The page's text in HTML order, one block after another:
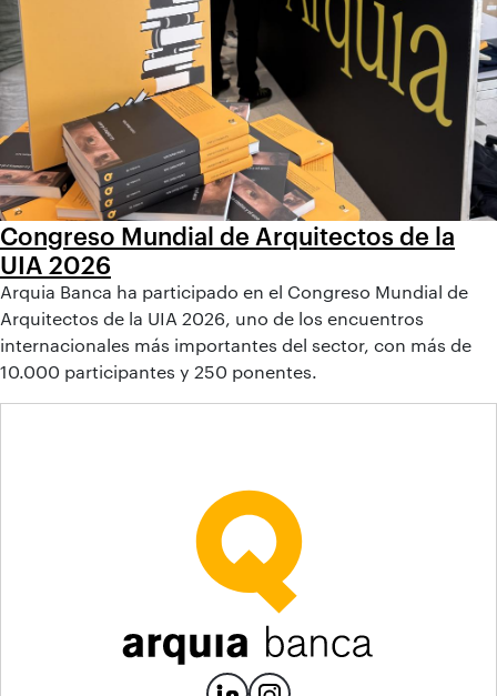
Congreso Mundial de Arquitectos de la
UIA 2026
Arquia Banca ha participado en el Congreso Mundial de
Arquitectos de la UIA 2026, uno de los encuentros
internacionales más importantes del sector, con más de
10.000 participantes y 250 ponentes.